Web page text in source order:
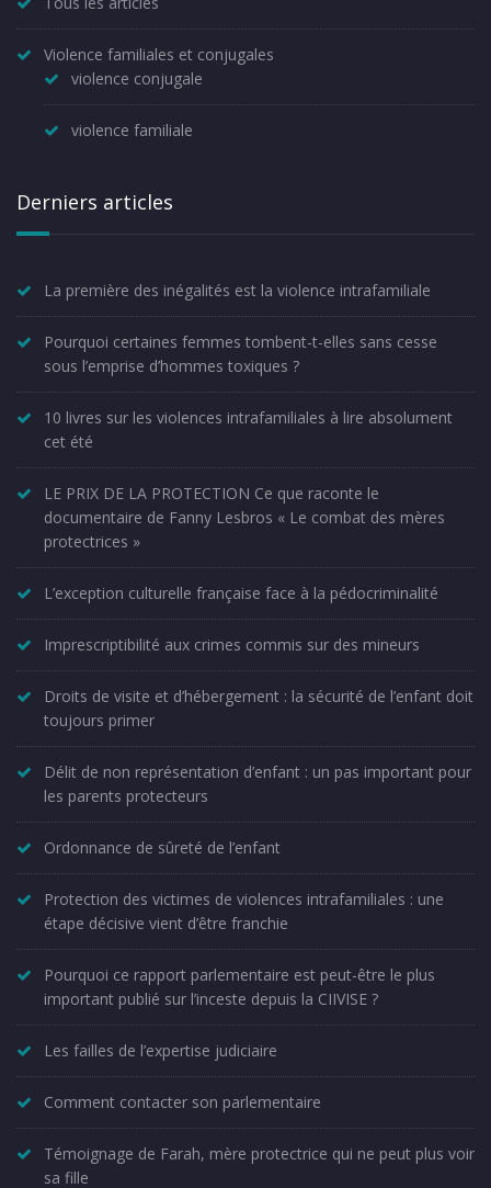
Violence familiales et conjugales
violence conjugale
violence familiale
Derniers articles
La première des inégalités est la violence intrafamiliale
Pourquoi certaines femmes tombent-t-elles sans cesse
sous l’emprise d’hommes toxiques ?
10 livres sur les violences intrafamiliales à lire absolument
cet été
LE PRIX DE LA PROTECTION Ce que raconte le
documentaire de Fanny Lesbros « Le combat des mères
protectrices »
L’exception culturelle française face à la pédocriminalité
Imprescriptibilité aux crimes commis sur des mineurs
Droits de visite et d’hébergement : la sécurité de l’enfant doit
toujours primer
Délit de non représentation d’enfant : un pas important pour
les parents protecteurs
Ordonnance de sûreté de l’enfant
Protection des victimes de violences intrafamiliales : une
étape décisive vient d’être franchie
Pourquoi ce rapport parlementaire est peut-être le plus
important publié sur l’inceste depuis la CIIVISE ?
Les failles de l’expertise judiciaire
Comment contacter son parlementaire
Témoignage de Farah, mère protectrice qui ne peut plus voir
sa fille